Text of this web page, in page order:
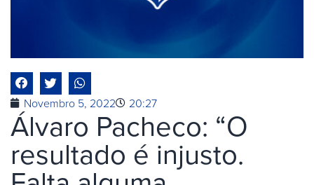
Novembro 5, 2022 20:27
Álvaro Pacheco: “O
resultado é injusto.